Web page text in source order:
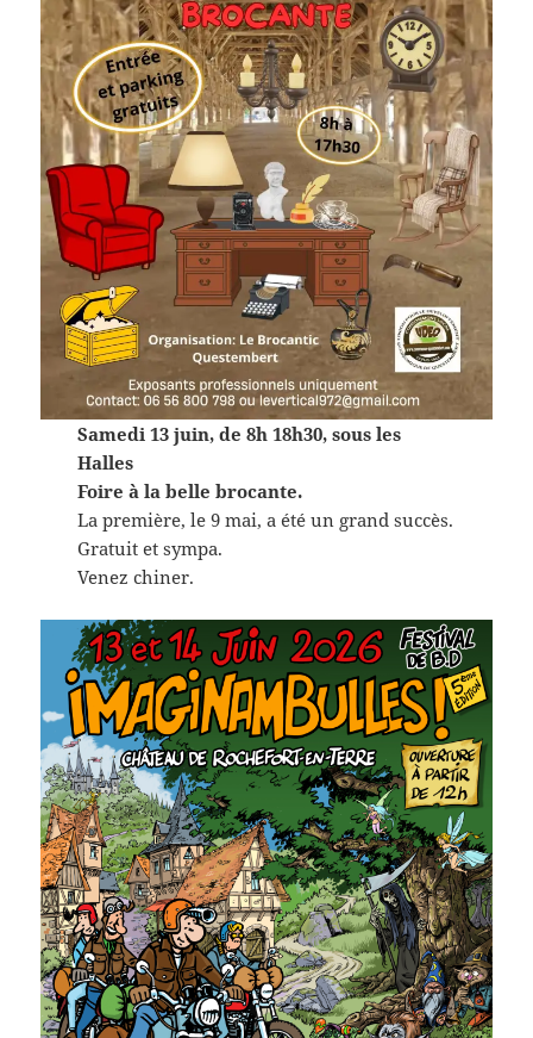
Samedi 13 juin, de 8h 18h30, sous les
Halles
Foire à la belle brocante.
La première, le 9 mai, a été un grand succès.
Gratuit et sympa.
Venez chiner.